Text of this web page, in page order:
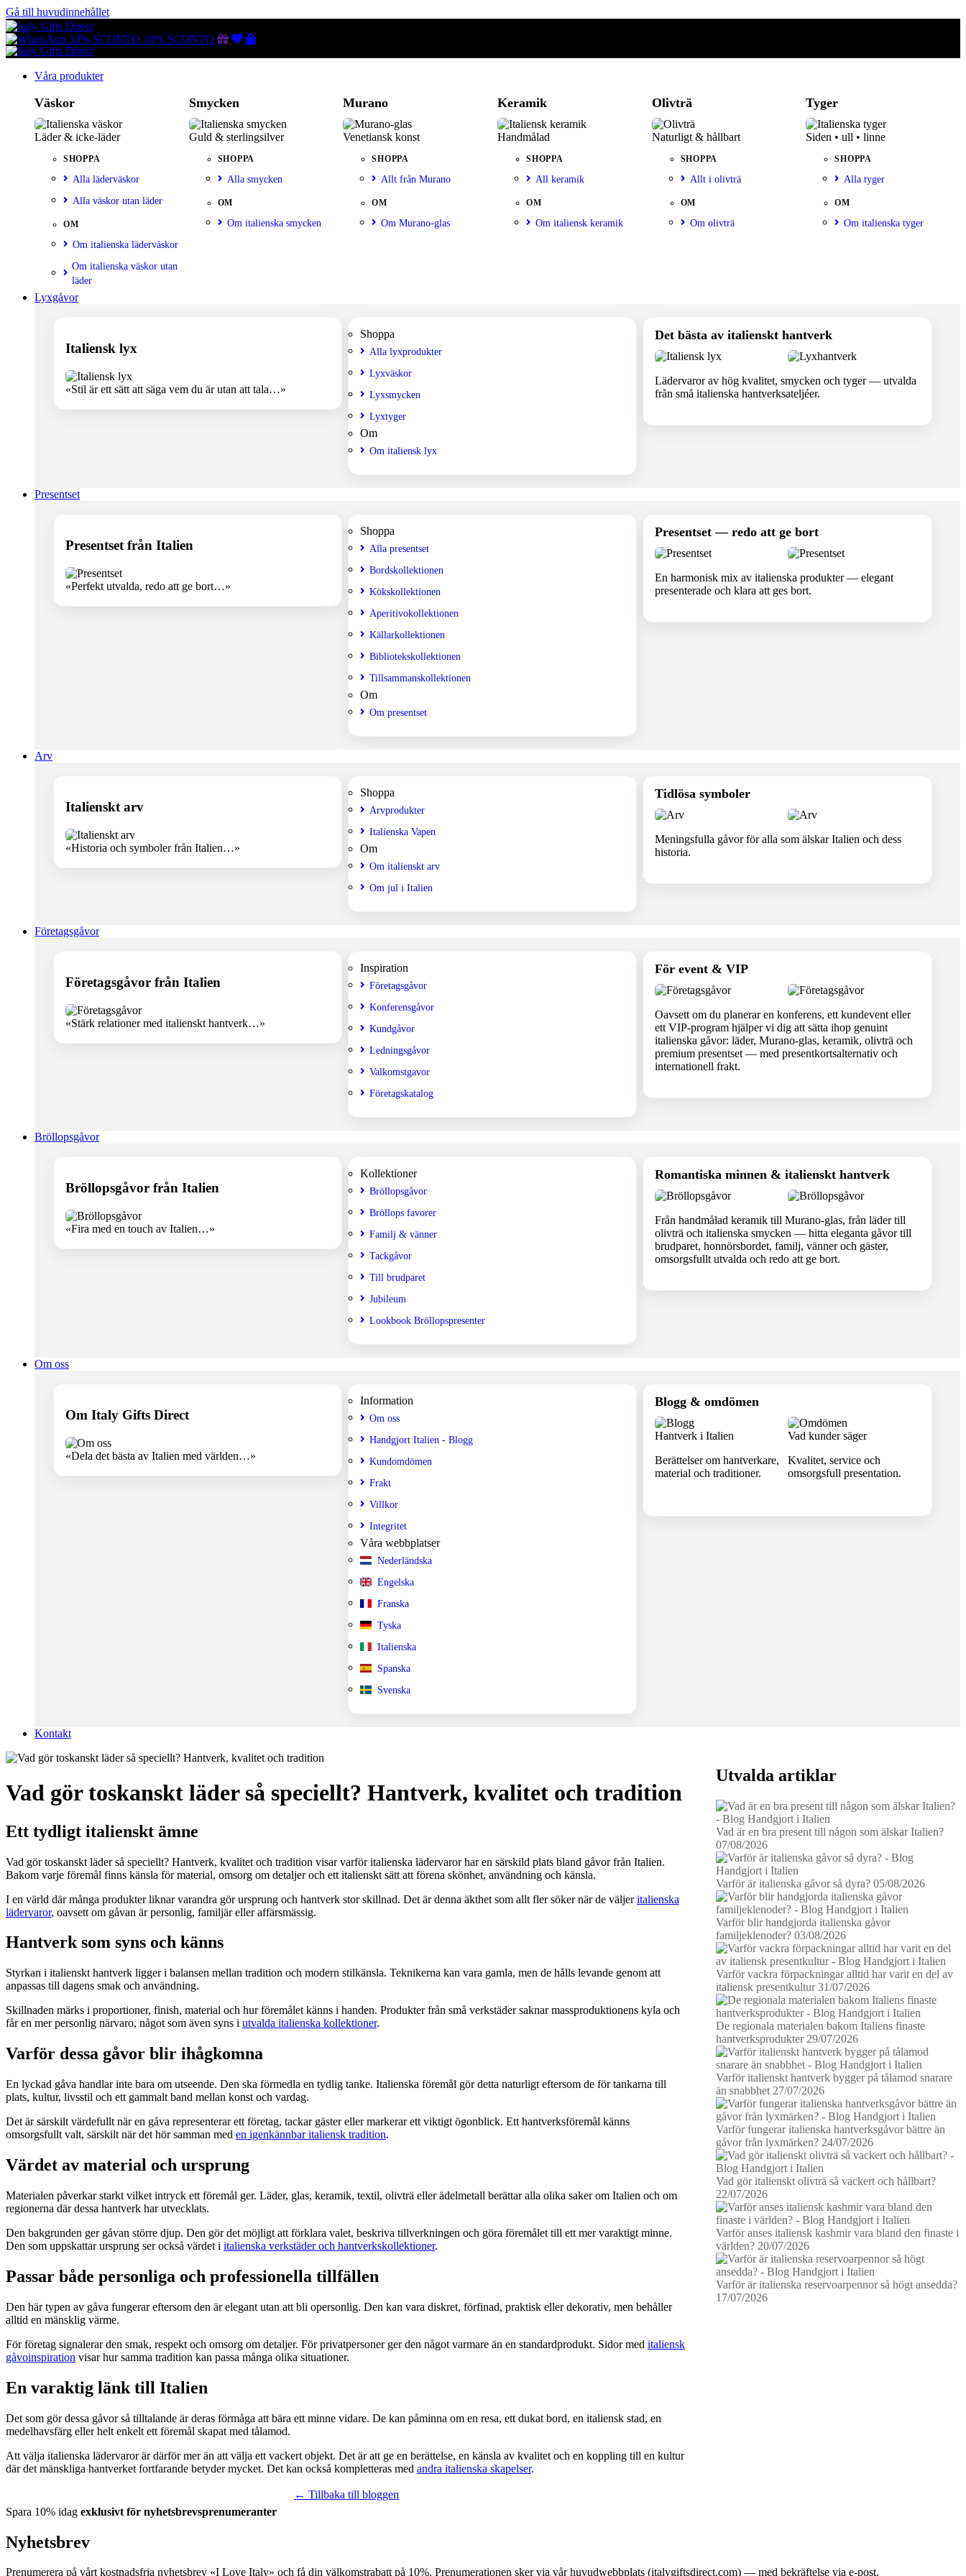
Gå till huvudinnehållet
10% SCONTO 10% SCONTO Gutscheine
Wunschliste
Warenkorb
Våra produkter
Väskor
Läder & icke-läder
SHOPPA
Alla läderväskor
Alla väskor utan läder
OM
Om italienska läderväskor
Om italienska väskor utan
läder
Smycken
Guld & sterlingsilver
SHOPPA
Alla smycken
OM
Om italienska smycken
Murano
Venetiansk konst
SHOPPA
Allt från Murano
OM
Om Murano-glas
Keramik
Handmålad
SHOPPA
All keramik
OM
Om italiensk keramik
Olivträ
Naturligt & hållbart
SHOPPA
Allt i olivträ
OM
Om olivträ
Tyger
Siden • ull • linne
SHOPPA
Alla tyger
OM
Om italienska tyger
Lyxgåvor
Italiensk lyx
«Stil är ett sätt att säga vem du är utan att tala…»
Shoppa
Alla lyxprodukter
Lyxväskor
Lyxsmycken
Lyxtyger
Om
Om italiensk lyx
Det bästa av italienskt hantverk
Lädervaror av hög kvalitet, smycken och tyger — utvalda
från små italienska hantverksateljéer.
Presentset
Presentset från Italien
«Perfekt utvalda, redo att ge bort…»
Shoppa
Alla presentset
Bordskollektionen
Kökskollektionen
Aperitivokollektionen
Källarkollektionen
Bibliotekskollektionen
Tillsammanskollektionen
Om
Om presentset
Presentset — redo att ge bort
En harmonisk mix av italienska produkter — elegant
presenterade och klara att ges bort.
Arv
Italienskt arv
«Historia och symboler från Italien…»
Shoppa
Arvprodukter
Italienska Vapen
Om
Om italienskt arv
Om jul i Italien
Tidlösa symboler
Meningsfulla gåvor för alla som älskar Italien och dess
historia.
Företagsgåvor
Företagsgåvor från Italien
«Stärk relationer med italienskt hantverk…»
Inspiration
Företagsgåvor
Konferensgåvor
Kundgåvor
Ledningsgåvor
Valkomstgavor
Företagskatalog
För event & VIP
Oavsett om du planerar en konferens, ett kundevent eller
ett VIP-program hjälper vi dig att sätta ihop genuint
italienska gåvor: läder, Murano-glas, keramik, olivträ och
premium presentset — med presentkortsalternativ och
internationell frakt.
Bröllopsgåvor
Bröllopsgåvor från Italien
«Fira med en touch av Italien…»
Kollektioner
Bröllopsgåvor
Bröllops favorer
Familj & vänner
Tackgåvor
Till brudparet
Jubileum
Lookbook Bröllopspresenter
Romantiska minnen & italienskt hantverk
Från handmålad keramik till Murano-glas, från läder till
olivträ och italienska smycken — hitta eleganta gåvor till
brudparet, honnörsbordet, familj, vänner och gäster,
omsorgsfullt utvalda och redo att ge bort.
Om oss
Om Italy Gifts Direct
«Dela det bästa av Italien med världen…»
Information
Om oss
Handgjort Italien - Blogg
Kundomdömen
Frakt
Villkor
Integritet
Våra webbplatser
Nederländska
Engelska
Franska
Tyska
Italienska
Spanska
Svenska
Blogg & omdömen
Hantverk i Italien
Berättelser om hantverkare,
material och traditioner.
Vad kunder säger
Kvalitet, service och
omsorgsfull presentation.
Kontakt
Vad gör toskanskt läder så speciellt? Hantverk, kvalitet och tradition
Ett tydligt italienskt ämne
Vad gör toskanskt läder så speciellt? Hantverk, kvalitet och tradition visar varför italienska lädervaror har en särskild plats bland gåvor från Italien.
Bakom varje föremål finns känsla för material, omsorg om detaljer och ett italienskt sätt att förena skönhet, användning och känsla.
I en värld där många produkter liknar varandra gör ursprung och hantverk stor skillnad. Det är denna äkthet som allt fler söker när de väljeritalienska
lädervaror, oavsett om gåvan är personlig, familjär eller affärsmässig.
Hantverk som syns och känns
Styrkan i italienskt hantverk ligger i balansen mellan tradition och modern stilkänsla. Teknikerna kan vara gamla, men de hålls levande genom att
anpassas till dagens smak och användning.
Skillnaden märks i proportioner, finish, material och hur föremålet känns i handen. Produkter från små verkstäder saknar massproduktionens kyla och
får en mer personlig närvaro, något som även syns i utvalda italienska kollektioner.
Varför dessa gåvor blir ihågkomna
En lyckad gåva handlar inte bara om utseende. Den ska förmedla en tydlig tanke. Italienska föremål gör detta naturligt eftersom de för tankarna till
plats, kultur, livsstil och ett gammalt band mellan konst och vardag.
Det är särskilt värdefullt när en gåva representerar ett företag, tackar gäster eller markerar ett viktigt ögonblick. Ett hantverksföremål känns
omsorgsfullt valt, särskilt när det hör samman med en igenkännbar italiensk tradition.
Värdet av material och ursprung
Materialen påverkar starkt vilket intryck ett föremål ger. Läder, glas, keramik, textil, olivträ eller ädelmetall berättar alla olika saker om Italien och om
regionerna där dessa hantverk har utvecklats.
Den bakgrunden ger gåvan större djup. Den gör det möjligt att förklara valet, beskriva tillverkningen och göra föremålet till ett mer varaktigt minne.
Den som uppskattar ursprung ser också värdet i italienska verkstäder och hantverkskollektioner.
Passar både personliga och professionella tillfällen
Den här typen av gåva fungerar eftersom den är elegant utan att bli opersonlig. Den kan vara diskret, förfinad, praktisk eller dekorativ, men behåller
alltid en mänsklig värme.
För företag signalerar den smak, respekt och omsorg om detaljer. För privatpersoner ger den något varmare än en standardprodukt. Sidor med italiensk
gåvoinspiration visar hur samma tradition kan passa många olika situationer.
En varaktig länk till Italien
Det som gör dessa gåvor så tilltalande är deras förmåga att bära ett minne vidare. De kan påminna om en resa, ett dukat bord, en italiensk stad, en
medelhavsfärg eller helt enkelt ett föremål skapat med tålamod.
Att välja italienska lädervaror är därför mer än att välja ett vackert objekt. Det är att ge en berättelse, en känsla av kvalitet och en koppling till en kultur
där det mänskliga hantverket fortfarande betyder mycket. Det kan också kompletteras med andra italienska skapelser.
← Tillbaka till bloggen
Utvalda artiklar
Vad är en bra present till någon som älskar Italien?
07/08/2026
Varför är italienska gåvor så dyra? 05/08/2026
Varför blir handgjorda italienska gåvor
familjeklenoder? 03/08/2026
Varför vackra förpackningar alltid har varit en del av
italiensk presentkultur 31/07/2026
De regionala materialen bakom Italiens finaste
hantverksprodukter 29/07/2026
Varför italienskt hantverk bygger på tålamod snarare
än snabbhet 27/07/2026
Varför fungerar italienska hantverksgåvor bättre än
gåvor från lyxmärken? 24/07/2026
Vad gör italienskt olivträ så vackert och hållbart?
22/07/2026
Varför anses italiensk kashmir vara bland den finaste i
världen? 20/07/2026
Varför är italienska reservoarpennor så högt ansedda?
17/07/2026
Spara 10% idag exklusivt för nyhetsbrevsprenumeranter
Nyhetsbrev
Prenumerera på vårt kostnadsfria nyhetsbrev «I Love Italy» och få din välkomstrabatt på 10%. Prenumerationen sker via vår huvudwebbplats (italygiftsdirect.com) — med bekräftelse via e-post.